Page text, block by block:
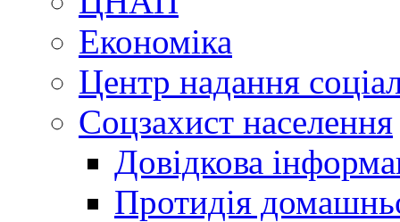
Економіка
Центр надання
Соцзахист населення
Довідкова
Протидія